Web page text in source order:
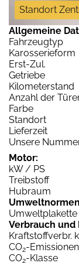
Standort
Allgemeine
Fahrzeugtyp
Karosserieform
Erst-Zul.
Getriebe
Kilometerstand
Anzahl der
Farbe
Standort
Lieferzeit
Unsere
Motor:
kW / PS
Treibstoff
Hubraum
Umweltplakette
Verbrauch und
Kraftstoffverbr.
CO2-
CO2-Klasse